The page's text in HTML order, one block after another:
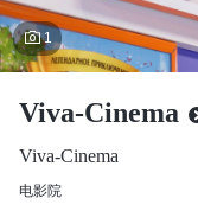
1
Viva-Cinema
Viva-Cinema
电影院